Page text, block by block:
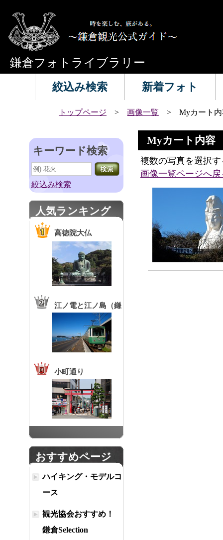
鎌倉フォトライブラリー
絞込み検索 新着フォト
トップページ > 画像一覧 > Myカート内
キーワード検索
絞込み検索
人気ランキング
高徳院大仏
江ノ電と江ノ島（鎌
倉高校前駅）
小町通り
おすすめページ
ハイキング・モデルコ
ース
観光協会おすすめ！
鎌倉Selection
Myカート内容
複数の写真を選択
画像一覧ページへ戻